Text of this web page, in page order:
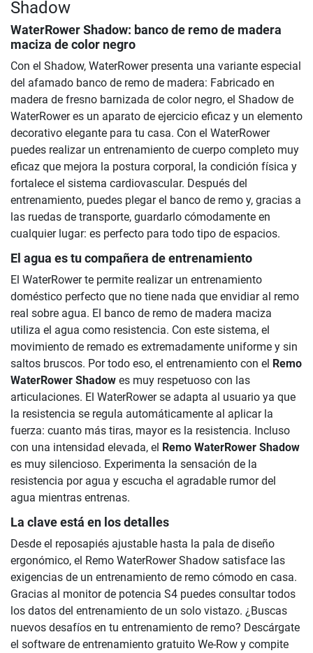
Shadow
WaterRower Shadow: banco de remo de madera
maciza de color negro
Con el Shadow, WaterRower presenta una variante especial
del afamado banco de remo de madera: Fabricado en
madera de fresno barnizada de color negro, el Shadow de
WaterRower es un aparato de ejercicio eficaz y un elemento
decorativo elegante para tu casa. Con el WaterRower
puedes realizar un entrenamiento de cuerpo completo muy
eficaz que mejora la postura corporal, la condición física y
fortalece el sistema cardiovascular. Después del
entrenamiento, puedes plegar el banco de remo y, gracias a
las ruedas de transporte, guardarlo cómodamente en
cualquier lugar: es perfecto para todo tipo de espacios.
El agua es tu compañera de entrenamiento
El WaterRower te permite realizar un entrenamiento
doméstico perfecto que no tiene nada que envidiar al remo
real sobre agua. El banco de remo de madera maciza
utiliza el agua como resistencia. Con este sistema, el
movimiento de remado es extremadamente uniforme y sin
saltos bruscos. Por todo eso, el entrenamiento con el Remo
WaterRower Shadow es muy respetuoso con las
articulaciones. El WaterRower se adapta al usuario ya que
la resistencia se regula automáticamente al aplicar la
fuerza: cuanto más tiras, mayor es la resistencia. Incluso
con una intensidad elevada, el Remo WaterRower Shadow
es muy silencioso. Experimenta la sensación de la
resistencia por agua y escucha el agradable rumor del
agua mientras entrenas.
La clave está en los detalles
Desde el reposapiés ajustable hasta la pala de diseño
ergonómico, el Remo WaterRower Shadow satisface las
exigencias de un entrenamiento de remo cómodo en casa.
Gracias al monitor de potencia S4 puedes consultar todos
los datos del entrenamiento de un solo vistazo. ¿Buscas
nuevos desafíos en tu entrenamiento de remo? Descárgate
el software de entrenamiento gratuito We-Row y compite